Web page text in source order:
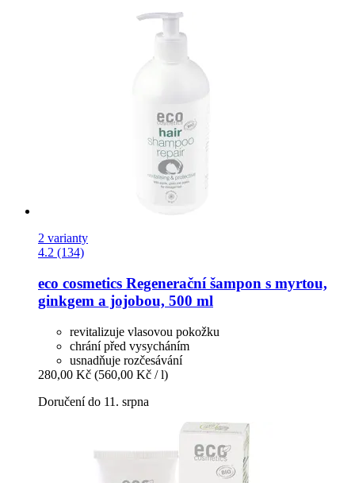
2 varianty
4.2 (134)
eco cosmetics Regenerační šampon s myrtou,
ginkgem a jojobou, 500 ml
revitalizuje vlasovou pokožku
chrání před vysycháním
usnadňuje rozčesávání
280,00 Kč (560,00 Kč / l)
Doručení do 11. srpna